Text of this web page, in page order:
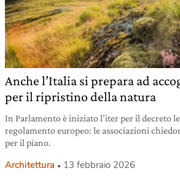
Anche l’Italia si prepara ad
per il ripristino della natura
In Parlamento è iniziato l’iter per il decreto
regolamento europeo: le associazioni
per il piano.
Architettura 13 febbraio 2026